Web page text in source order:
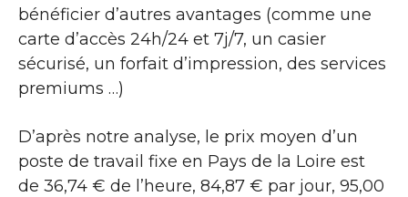
bénéficier d’autres avantages (comme une
carte d’accès 24h/24 et 7j/7, un casier
sécurisé, un forfait d’impression, des services
premiums …)
D’après notre analyse, le prix moyen d’un
poste de travail fixe en Pays de la Loire est
de 36,74 € de l’heure, 84,87 € par jour, 95,00